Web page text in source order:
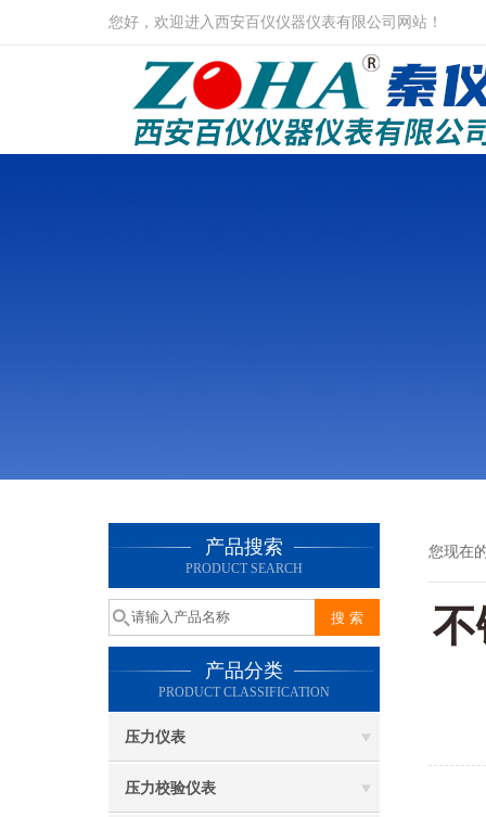
您好，欢迎进入西安百仪仪器仪表有限公司网站！
产品搜索
PRODUCT SEARCH
产品分类
PRODUCT CLASSIFICATION
压力仪表
压力校验仪表
您现在
不